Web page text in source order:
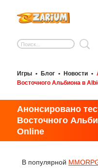
Игры • Блог • Новости •
Восточного Альбиона в
Анонсировано
Восточного
Online
В популярной